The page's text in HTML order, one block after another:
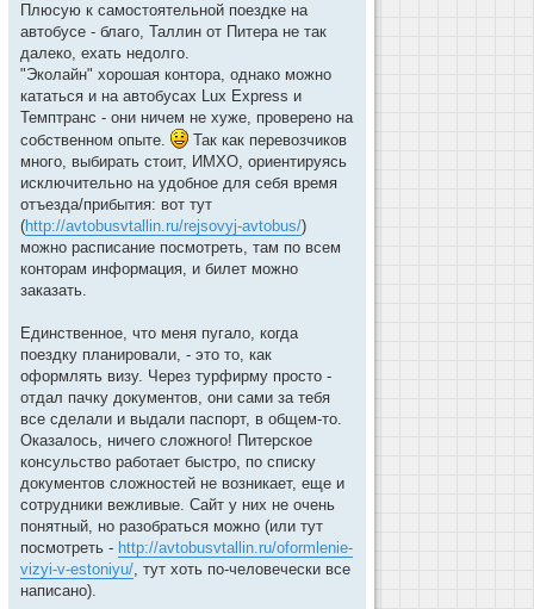
о
б
е
н
е
Плюсую к самостоятельной поездке на
автобусе - благо, Таллин от Питера не так
далеко, ехать недолго.
"Эколайн" хорошая контора, однако можно
кататься и на автобусах Lux Express и
Темптранс - они ничем не хуже, проверено на
собственном опыте.
Так как перевозчиков
много, выбирать стоит, ИМХО, ориентируясь
исключительно на удобное для себя время
отъезда/прибытия: вот тут
(http://avtobusvtallin.ru/rejsovyj-avtobus/)
можно расписание посмотреть, там по всем
конторам информация, и билет можно
заказать.
Единственное, что меня пугало, когда
поездку планировали, - это то, как
оформлять визу. Через турфирму просто -
отдал пачку документов, они сами за тебя
все сделали и выдали паспорт, в общем-то.
Оказалось, ничего сложного! Питерское
консульство работает быстро, по списку
документов сложностей не возникает, еще и
сотрудники вежливые. Сайт у них не очень
понятный, но разобраться можно (или тут
посмотреть - http://avtobusvtallin.ru/oformlenie-
vizyi-v-estoniyu/, тут хоть по-человечески все
написано).